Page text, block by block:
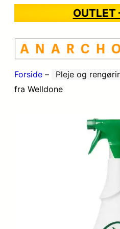
Forside – Pleje og
fra Welldone